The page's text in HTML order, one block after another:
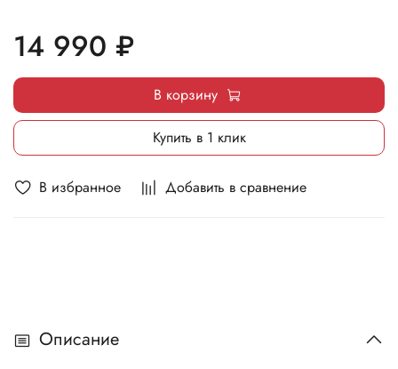
В избранное Добавить в сравнение
14 990 ₽
В корзину
Купить в 1 клик
Описание